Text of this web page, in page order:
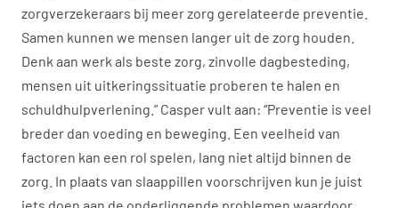
zorgverzekeraars bij meer zorg gerelateerde preventie.
Samen kunnen we mensen langer uit de zorg houden.
Denk aan werk als beste zorg, zinvolle dagbesteding,
mensen uit uitkeringssituatie proberen te halen en
schuldhulpverlening.” Casper vult aan: “Preventie is veel
breder dan voeding en beweging. Een veelheid van
factoren kan een rol spelen, lang niet altijd binnen de
zorg. In plaats van slaappillen voorschrijven kun je juist